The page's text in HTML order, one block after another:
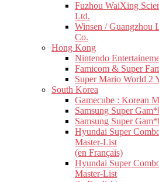
Fuzhou WaiXing
Ltd.
Winsen / Guangzhou
Co.
Hong Kong
Nintendo
Famicom & Super
Super Mario World 2
South Korea
Gamecube : Korean
Samsung Super
Samsung Super
Hyundai Super
Master-List
(en Français)
Hyundai Super
Master-List